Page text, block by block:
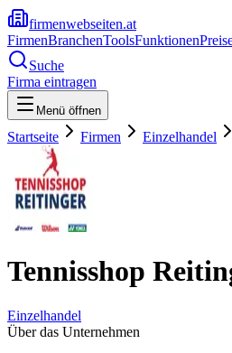
firmenwebseiten.at
FirmenBranchenToolsFunktionen
Suche
Firma eintragen
Menü öffnen
Startseite Firmen Einzelhandel
Tennisshop
Einzelhandel
Über das Unternehmen